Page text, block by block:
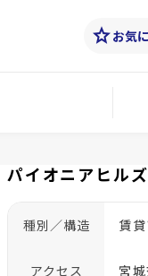
starお気
パイオニアヒルズ
種別／構造 賃
アクセス
宮